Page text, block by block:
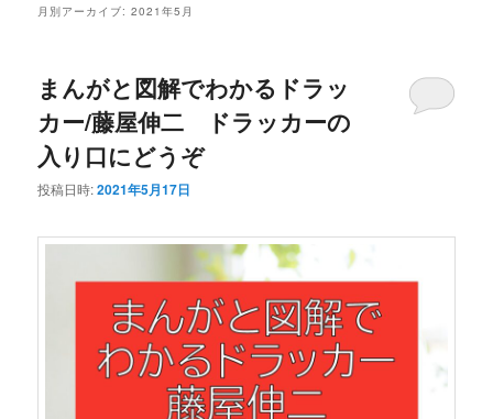
月別アーカイブ:2021年5月
まんがと図解でわかるドラッ
カー/藤屋伸二 ドラッカーの
入り口にどうぞ
投稿日時:2021年5月17日